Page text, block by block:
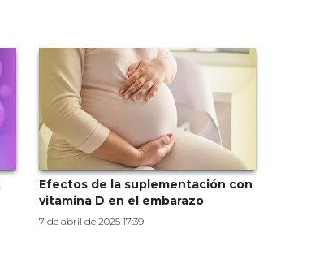
Efectos de la suplementación con
vitamina D en el embarazo
7 de abril de 2025 17:39